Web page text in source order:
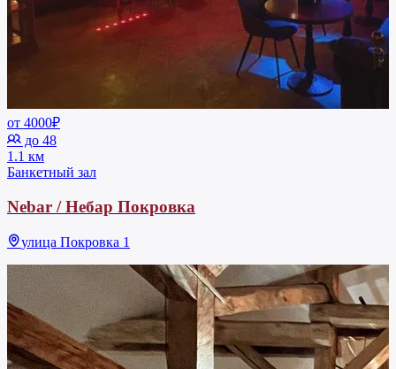
от 4000₽
до 48
1.1 км
Банкетный зал
Nebar / Небар Покровка
улица Покровка 1